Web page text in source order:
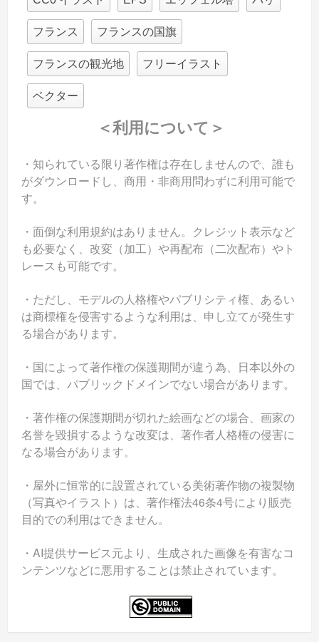
フランス フランスの国旗
フランスの観光地 フリーイラスト
ベクター
＜利用について＞
・知られている限り著作権は存在しませんので、誰も
がダウンロードし、商用・非商用問わずに利用可能で
す。
・面倒な利用規約はありません。クレジット表示など
も必要なく、改変（加工）や再配布（二次配布）やト
レースも可能です。
・ただし、モデルの人格権やパブリシティ権、あるい
は商標権を侵害するような利用は、申し立てが発生す
る場合があります。
・国によって著作権の保護期間が違う為、日本以外の
国では、パブリックドメインでない場合があります。
・著作権の保護期間が切れた絵画などの場合、画家の
名誉を毀損するような改変は、著作者人格権の侵害に
なる場合があります。
・屋外に恒常的に設置されている美術著作物の複製物
（写真やイラスト）は、著作権法46条4号により販売
目的での利用はできません。
・AI提供サービス元より、生成された画像を有害なコ
ンテンツなどに悪用することは禁止されています。